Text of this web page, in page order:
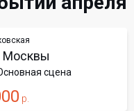
Москвы
сцена
р.